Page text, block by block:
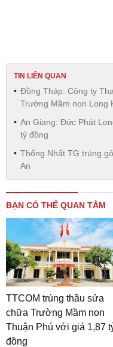
TIN LIÊN QUAN
Đồng Tháp: Công ty
Trường Mầm non Long
An Giang: Đức Phát
tỷ đồng
Thống Nhất TG trúng
An
BẠN CÓ THỂ QUAN TÂM
TTCOM trúng thầu sửa
chữa Trường Mầm non
Thuận Phú với giá 1,87
đồng